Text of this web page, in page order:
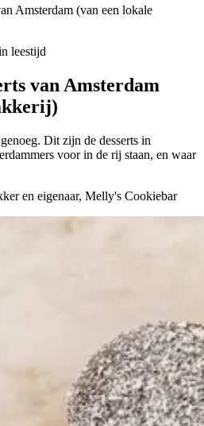
Amsterdam (van een lokale
leestijd
van Amsterdam
Dit zijn de desserts in
voor in de rij staan, en waar
en eigenaar, Melly's Cookiebar